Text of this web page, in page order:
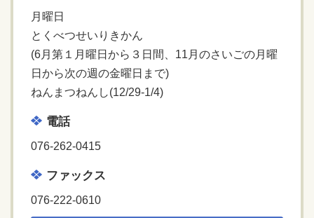
月曜日
とくべつせいりきかん
(6月第１月曜日から３日間、11月のさいごの月曜
日から次の週の金曜日まで)
ねんまつねんし(12/29-1/4)
電話
076-262-0415
ファックス
076-222-0610